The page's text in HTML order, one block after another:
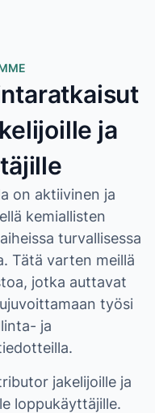
ja
on aktiivinen ja
kemiallisten
turvallisessa
Tätä varten meillä
jotka auttavat
työsi
ja
jakelijoille ja
loppukäyttäjille.